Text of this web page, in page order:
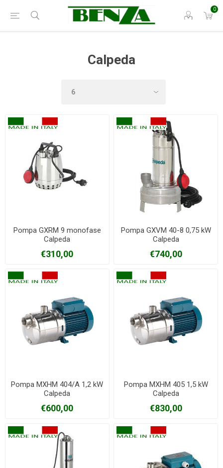
0
Calpeda
Pompa GXRM 9 monofase
Calpeda
€310,00
Pompa GXVM 40-8 0,75 kW
Calpeda
€740,00
Pompa MXHM 404/A 1,2 kW
Calpeda
€600,00
Pompa MXHM 405 1,5 kW
Calpeda
€830,00